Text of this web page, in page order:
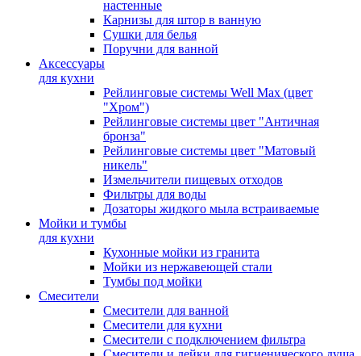
настенные
Карнизы для штор в ванную
Сушки для белья
Поручни для ванной
Аксессуары
для кухни
Рейлинговые системы Well Max (цвет
"Хром")
Рейлинговые системы цвет "Античная
бронза"
Рейлинговые системы цвет "Матовый
никель"
Измельчители пищевых отходов
Фильтры для воды
Дозаторы жидкого мыла встраиваемые
Мойки и тумбы
для кухни
Кухонные мойки из гранита
Мойки из нержавеющей стали
Тумбы под мойки
Смесители
Смесители для ванной
Смесители для кухни
Смесители с подключением фильтра